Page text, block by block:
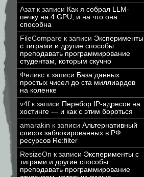
Азатк записи Как я собрал LLM-
печку на 4 GPU, и на что она
способна
FileCompare к записи Эксперименты
с тиграми и другие способы
преподавать программирование
студентам, которым скучно
Феликс к записи База данных
простых чисел до ста миллиардов
на коленке
v4f к записи Перебор IP-адресов на
хостинге — и как с этим бороться
amarakin к записи Альтернативный
список заблокированных в РФ
ресурсов Re:filter
ResizeOn к записи Эксперименты с
тиграми и другие способы
преподавать программирование